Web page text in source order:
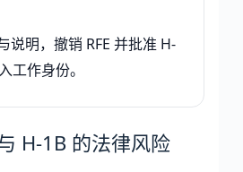
说明，撤销 RFE 并批准 H-
工作身份。
H-1B 的法律风险